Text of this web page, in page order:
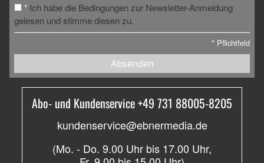
* Ich habe die Bedingungen zur Newsletter-Anmeldung
gelesen und stimme diesen zu.
* Pflichtfeld
Absenden
Abo- und Kundenservice +49 731 88005-8205
kundenservice@ebnermedia.de
(Mo. - Do. 9.00 Uhr bis 17.00 Uhr,